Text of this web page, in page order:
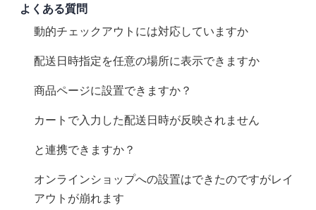
よくある質問
動的チェックアウトには対応していますか?
配送日時指定を任意の場所に表示できますか?
商品ページに設置できますか？
カートで入力した配送日時が反映されません
All in Giftと連携できますか？
オンラインショップへの設置はできたのですがレイ
アウトが崩れます